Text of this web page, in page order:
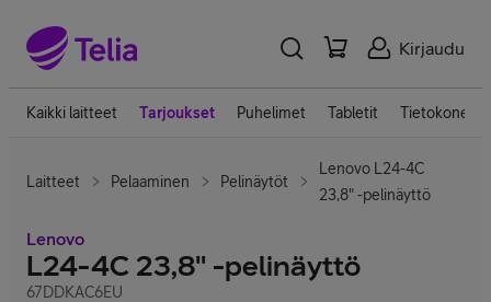
Kirjaudu
Kaikki laitteet Tarjoukset Puhelimet Tabletit Tietokoneet
Laitteet Pelaaminen Pelinäytöt
Lenovo L24-4C
23,8" -pelinäyttö
Lenovo
L24-4C 23,8" -pelinäyttö
67DDKAC6EU